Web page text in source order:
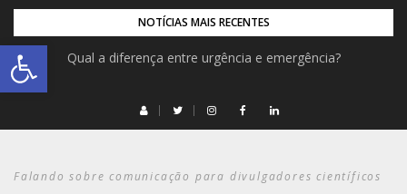
Abrir a barra de ferramentas
NOTÍCIAS MAIS RECENTES
Qual a diferença entre urgência e emergência?
Falando sobre comunicação para divulgadores científicos